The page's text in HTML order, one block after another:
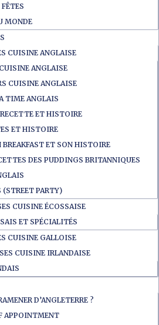
MONDE
CUISINE ANGLAISE
ANGLAISE
CUISINE ANGLAISE
TIME ANGLAIS
ET HISTOIRE
ET HISTOIRE
BREAKFAST ET SON HISTOIRE
DES PUDDINGS BRITANNIQUES
(STREET PARTY)
CUISINE ÉCOSSAISE
ET SPÉCIALITÉS
CUISINE GALLOISE
CUISINE IRLANDAISE
D’ANGLETERRE ?
APPOINTMENT